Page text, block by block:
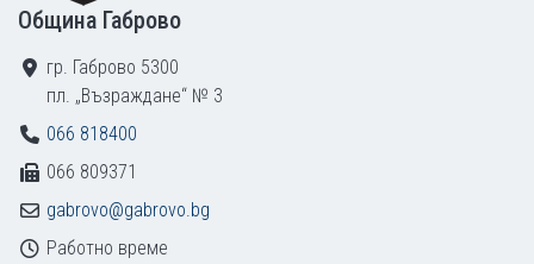
Община Габрово
гр. Габрово 5300
пл. „Възраждане“ № 3
066 818400
066 809371
gabrovo@gabrovo.bg
Работно време